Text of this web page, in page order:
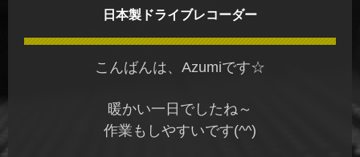
日本製ドライブレコーダー
こんばんは、Azumiです☆
暖かい一日でしたね～
作業もしやすいです(^^)